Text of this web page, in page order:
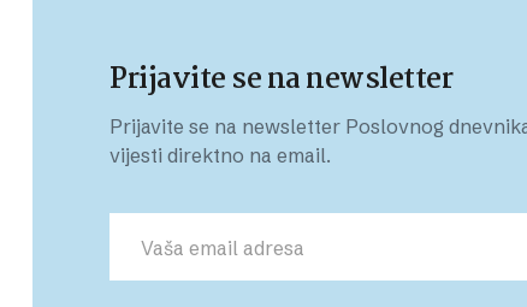
Prijavite se na newsletter
Prijavite se na newsletter Poslovnog
vijesti direktno na email.